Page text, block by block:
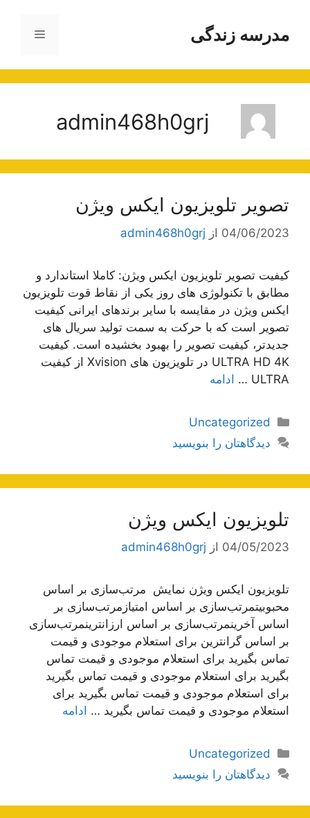
محتوامدرسه زندگی فهرست
admin468h0grj
تصویر تلویزیون ایکس ویژن
04/06/2023 از admin468h0grj
کیفیت تصویر تلویزیون ایکس ویژن: کاملا استاندارد و
مطابق با تکنولوژی های روز یکی از نقاط قوت تلویزیون
ایکس ویژن در مقایسه با سایر برندهای ایرانی کیفیت
تصویر است که با حرکت به سمت تولید سریال های
جدیدتر، کیفیت تصویر را بهبود بخشیده است. کیفیت
ULTRA HD 4K در تلویزیون های Xvision از کیفیت
ULTRA …
ادامه
دسته‌ها
Uncategorized
دیدگاهتان را بنویسید
تلویزیون ایکس ویژن
04/05/2023 از admin468h0grj
تلویزیون ایکس ویژن نمایش مرتب‌سازی بر اساس
محبوبیتمرتب‌سازی بر اساس امتیازمرتب‌سازی بر
اساس آخرینمرتب‌سازی بر اساس ارزانترینمرتب‌سازی
بر اساس گرانترین برای استعلام موجودی و قیمت
تماس بگیرید برای استعلام موجودی و قیمت تماس
بگیرید برای استعلام موجودی و قیمت تماس بگیرید
برای استعلام موجودی و قیمت تماس بگیرید برای
استعلام موجودی و قیمت تماس بگیرید … ادامه
دسته‌ها
Uncategorized
دیدگاهتان را بنویسید